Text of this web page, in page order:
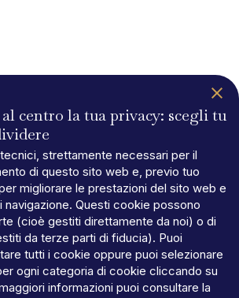
centro la tua privacy: scegli tu
strettamente necessari per il
di questo sito web e, previo tuo
migliorare le prestazioni del sito web e
navigazione. Questi cookie possono
(cioè gestiti direttamente da noi) o di
da terze parti di fiducia). Puoi
tutti i cookie oppure puoi selezionare
ogni categoria di cookie cliccando su
informazioni puoi consultare la